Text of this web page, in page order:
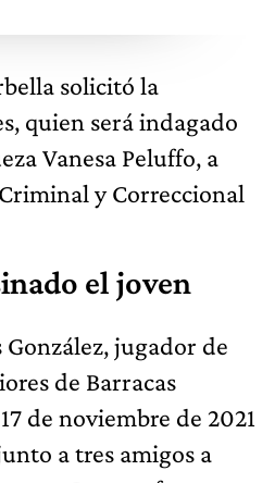
solicitó la
quien será indagado
Vanesa Peluffo, a
y Correccional
el joven
jugador de
de Barracas
de noviembre de 2021
a tres amigos a